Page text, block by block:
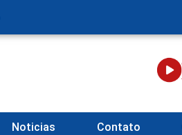
Noticias Contato